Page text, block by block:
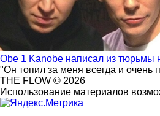
Obe 1 Kanobe написал из тюрьмы
"Он топил за меня всегда и
THE FLOW © 2026
Использование материалов